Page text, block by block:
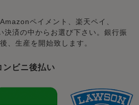
ペイメント、楽天ペイ、
決済の中からお選び下さい。銀行振
、生産を開始致します。
ンビニ後払い